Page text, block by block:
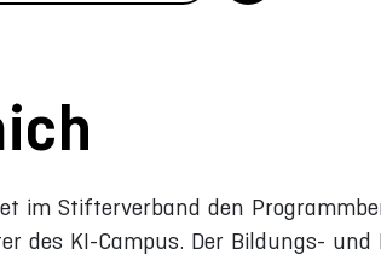
im Stifterverband den
des KI-Campus. Der Bildungs-